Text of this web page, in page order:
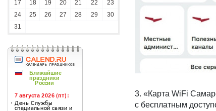
17
18 19 20 21 22
23
24
25 26 27 28 29
30
31
3. «Карта WiFi
с бесплатным